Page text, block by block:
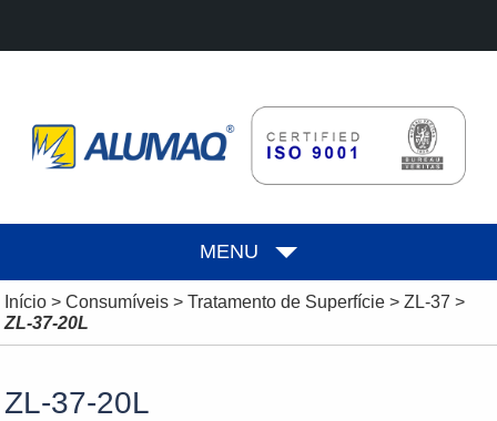
MENU
Início> Consumíveis> Tratamento de Superfície> ZL-37 >
ZL-37-20L
ZL-37-20L